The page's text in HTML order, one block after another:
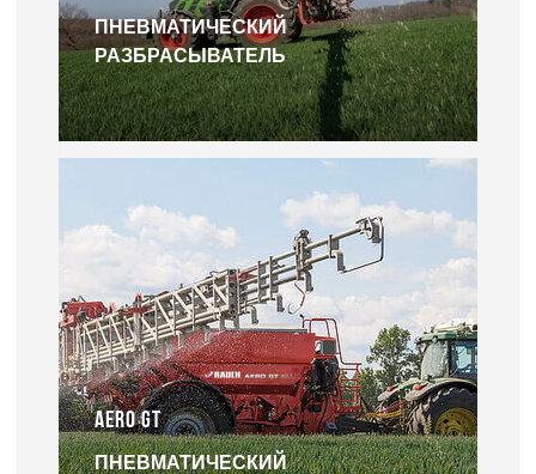
ПНЕВМАТИЧЕСКИЙ
РАЗБРАСЫВАТЕЛЬ
AERO GT
ПНЕВМАТИЧЕСКИЙ